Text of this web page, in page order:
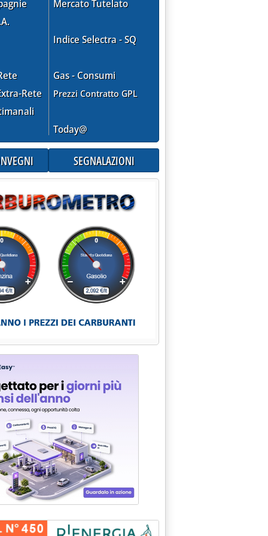
Rete
Mercato Tutelato
Indice Selectra - SQ
Gas - Consumi
Prezzi Contratto GPL
Today@
SEGNALAZIONI